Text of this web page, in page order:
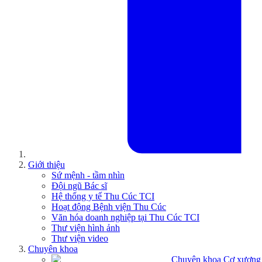
Giới thiệu
Sứ mệnh - tầm nhìn
Đội ngũ Bác sĩ
Hệ thống y tế Thu Cúc TCI
Hoạt động Bệnh viện Thu Cúc
Văn hóa doanh nghiệp tại Thu Cúc TCI
Thư viện hình ảnh
Thư viện video
Chuyên khoa
Chuyên khoa Cơ